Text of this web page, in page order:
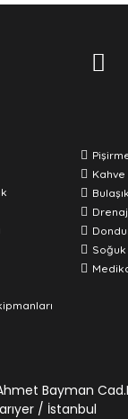
Bayman
/ İstanbul